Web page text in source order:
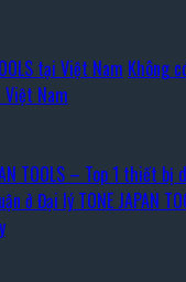
tại Việt Nam Không
Việt Nam
TOOLS – Top 1 thiết bị
ở Đại lý TONE JAPAN